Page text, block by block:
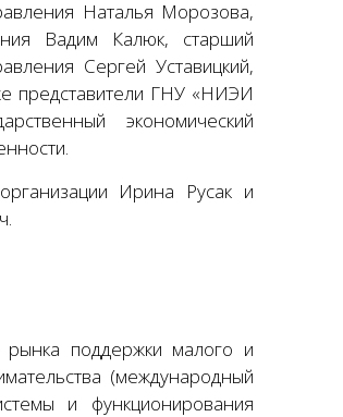
Наталья Морозова,
Вадим Калюк, старший
Сергей Уставицкий,
представители ГНУ «НИЭИ
экономический
Ирина Русак и
поддержки малого и
(международный
и функционирования